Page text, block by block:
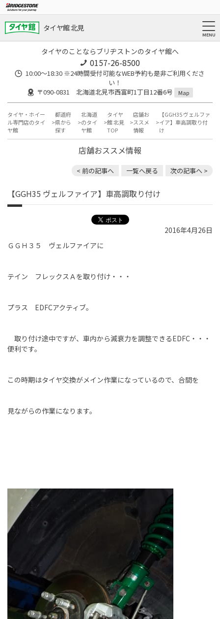
タイヤ館 北見
タイヤのことならブリヂストンのタイヤ館へ
0157-26-8500
10:00～18:30 ※24時間受付可能なWEB予約も是非ご利用くださ
い！
〒090-0831 北海道北見市西富町1丁目12番6号
Map
タイヤ・ホイー
ル専門店のタイ
ヤ館
都道府
県から
探す
北海道
のタイ
ヤ館
タイヤ
館 北見
TOP
店舗お
ススメ
情報
【GGH35 ヴェルファ
イア】車高調取り付
け
店舗おススメ情報
< 前の記事へ 一覧へ戻る 次の記事へ >
【GGH35 ヴェルファイア】車高調取り付け
2016年4月26日
ＧＧＨ３５ ヴェルファイアに
テイン フレックスＡを取り付け・・・
プラス EDFCアクティブ。
取り付け途中ですが、車内から減衰力を調整できるEDFC・・・
便利です。
この時期はタイヤ交換がメイン作業になっているので、合間を
見ながらの作業になります。